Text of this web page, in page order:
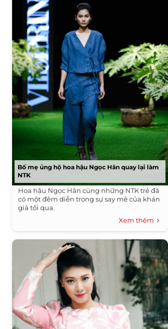
Bố mẹ ủng hộ hoa hậu Ngọc Hân quay lại làm
NTK
Hoa hậu Ngọc Hân cùng những NTK trẻ đã
có một đêm diễn trong sự say mê của khán
giả tối qua.
Xem thêm